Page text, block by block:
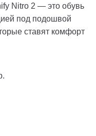
Nitro 2 — это обувь
под подошвой
ставят комфорт